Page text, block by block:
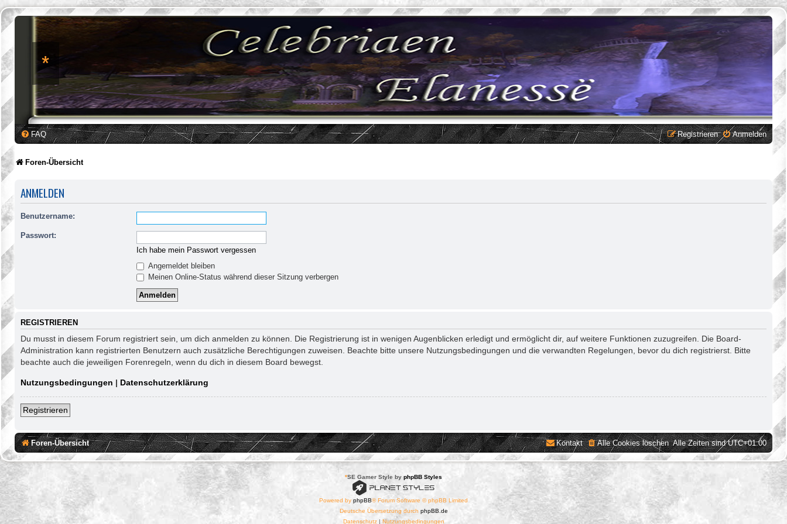
*
FAQ Anmelden
Registrieren
Foren-Übersicht
ANMELDEN
Benutzername:
Passwort:
Ich habe mein Passwort vergessen
Angemeldet bleiben
Meinen Online-Status während dieser Sitzung verbergen
REGISTRIEREN
Du musst in diesem Forum registriert sein, um dich anmelden zu können. Die Registrierung ist in wenigen Augenblicken erledigt und ermöglicht dir, auf weitere Funktionen zuzugreifen. Die Board-
Administration kann registrierten Benutzern auch zusätzliche Berechtigungen zuweisen. Beachte bitte unsere Nutzungsbedingungen und die verwandten Regelungen, bevor du dich registrierst. Bitte
beachte auch die jeweiligen Forenregeln, wenn du dich in diesem Board bewegst.
Nutzungsbedingungen | Datenschutzerklärung
Registrieren
Foren-Übersicht Alle Zeiten sindUTC+01:00
Alle Cookies löschen
Kontakt
*SE Gamer Style by phpBB Styles
Powered by phpBB® Forum Software © phpBB Limited
Deutsche Übersetzung durch phpBB.de
Datenschutz| Nutzungsbedingungen